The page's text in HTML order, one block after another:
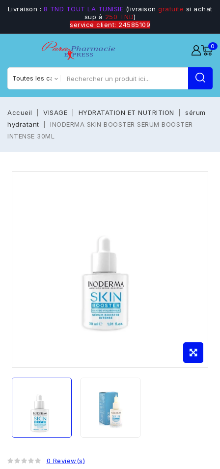
Livraison : 8 TND TOUT LA TUNISIE (livraison gratuite si achat
sup à 250 TND)
service client: 24585109
0
Accueil VISAGE HYDRATATION ET NUTRITION
sérum
hydratant
INODERMA SKIN BOOSTER SERUM BOOSTER
INTENSE 30ML
0 Review(s)